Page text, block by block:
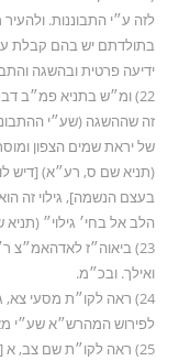
לזה ע״י התבוננות.
בתולדתם יש בהם קבלת
ידיעה פרטית ובהשגה
22) ומ״ש בתניא פמ״ב
זה שההשגה (שע״י
של יראת שמים הצפון
(תניא שם ס, רע״א) [דיש
בעצם הנשמה], גילוי זה
הלב אל בחי׳ גילוי״
23) ביאוה״ז
ואילך. ובכ״מ.
לפירוש המהרש״א שע״י
25) ראה לקו״ת שם צב,